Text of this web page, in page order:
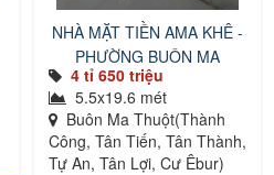
NHÀ MẶT TIỀN AMA KHÊ -
PHƯỜNG BUÔN MA
THUỘT
4 tỉ 650 triệu
5.5x19.6 mét
Buôn Ma Thuột(Thành
Công, Tân Tiến, Tân Thành,
Tự An, Tân Lợi, Cư Êbur)